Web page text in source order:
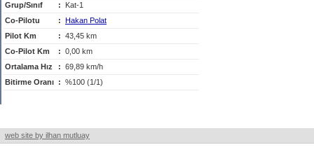
Grup/Sınıf
:
Kat-1
Co-Pilotu
: Hakan Polat
Pilot Km
: 43,45 km
Co-Pilot Km
: 0,00 km
Ortalama Hız
: 69,89 km/h
Bitirme Oranı : %100 (1/1)
web site by ilhan mutluay